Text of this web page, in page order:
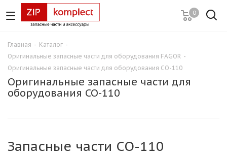
0
Главная - Каталог -
Оригинальные запасные части для оборудования FAGOR -
Оригинальные запасные части для оборудования CO-110
Оригинальные запасные части для
оборудования CO-110
Запасные части CO-110